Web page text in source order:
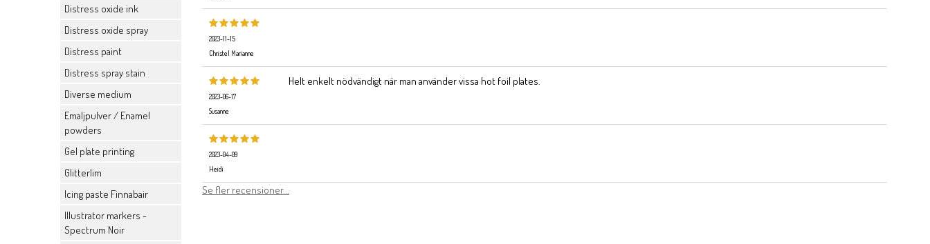
Distress oxide ink
Distress oxide spray
Distress paint
Distress spray stain
Diverse medium
Emaljpulver / Enamel
powders
Gel plate printing
Glitterlim
Icing paste Finnabair
Illustrator markers -
Spectrum Noir
2023-11-15
Christel Marianne
2023-06-17
Susanne
Helt enkelt nödvändigt när man använder vissa hot foil plates.
2023-04-09
Heidi
Se fler recensioner...